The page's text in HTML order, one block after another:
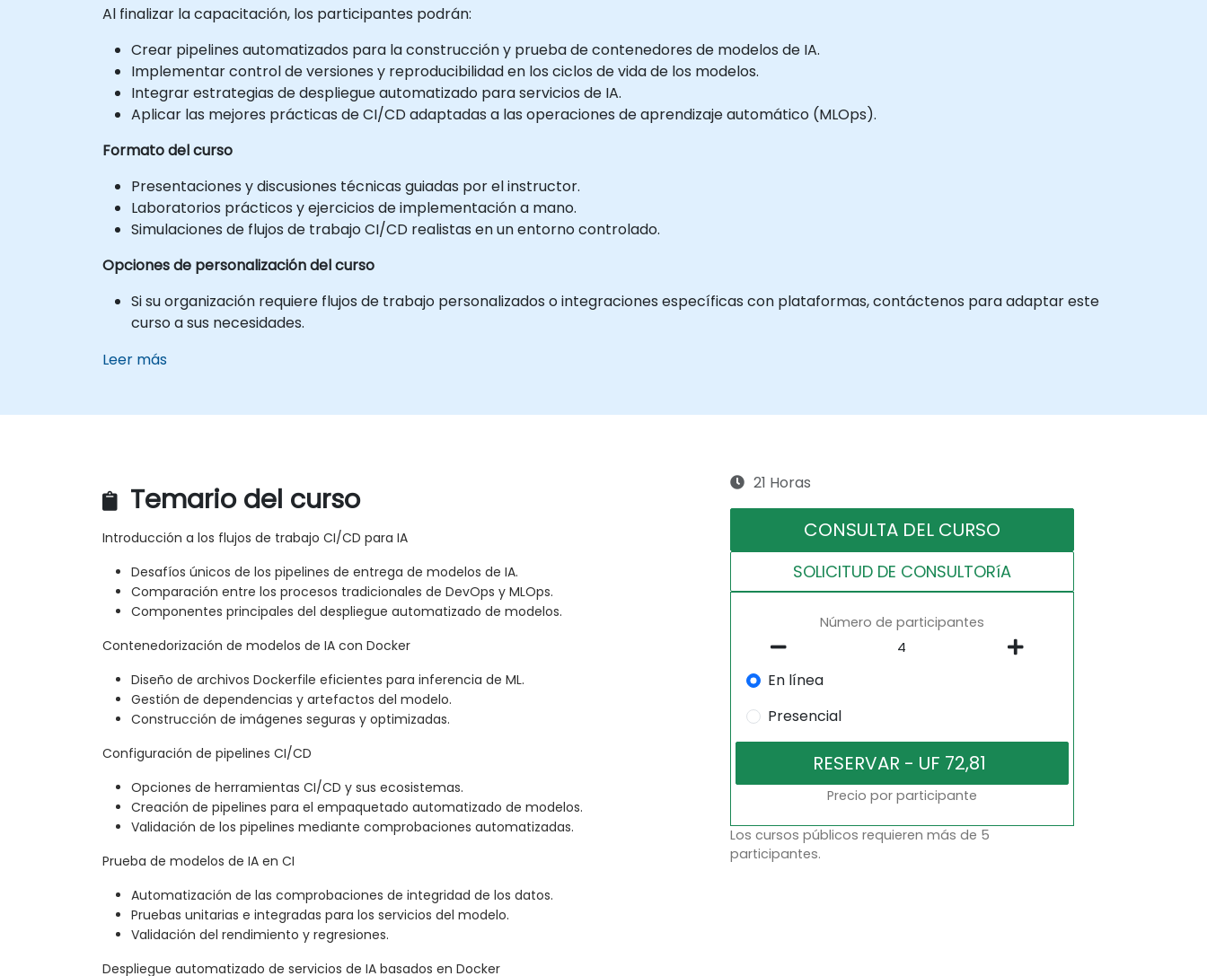
Al finalizar la capacitación, los participantes podrán:
Crear pipelines automatizados para la construcción y prueba de contenedores de modelos de IA.
Implementar control de versiones y reproducibilidad en los ciclos de vida de los modelos.
Integrar estrategias de despliegue automatizado para servicios de IA.
Aplicar las mejores prácticas de CI/CD adaptadas a las operaciones de aprendizaje automático (MLOps).
Formato del curso
Presentaciones y discusiones técnicas guiadas por el instructor.
Laboratorios prácticos y ejercicios de implementación a mano.
Simulaciones de flujos de trabajo CI/CD realistas en un entorno controlado.
Opciones de personalización del curso
Si su organización requiere flujos de trabajo personalizados o integraciones específicas con plataformas, contáctenos para adaptar este
curso a sus necesidades.
Leer más
Temario del curso
Introducción a los flujos de trabajo CI/CD para IA
Desafíos únicos de los pipelines de entrega de modelos de IA.
Comparación entre los procesos tradicionales de DevOps y MLOps.
Componentes principales del despliegue automatizado de modelos.
Contenedorización de modelos de IA con Docker
Diseño de archivos Dockerfile eficientes para inferencia de ML.
Gestión de dependencias y artefactos del modelo.
Construcción de imágenes seguras y optimizadas.
Configuración de pipelines CI/CD
Opciones de herramientas CI/CD y sus ecosistemas.
Creación de pipelines para el empaquetado automatizado de modelos.
Validación de los pipelines mediante comprobaciones automatizadas.
Prueba de modelos de IA en CI
Automatización de las comprobaciones de integridad de los datos.
Pruebas unitarias e integradas para los servicios del modelo.
Validación del rendimiento y regresiones.
Despliegue automatizado de servicios de IA basados en Docker
21 Horas
CONSULTA DEL CURSO
SOLICITUD DE CONSULTORíA
Número de participantes
En línea
Presencial
Precio por participante
Los cursos públicos requieren más de 5
participantes.